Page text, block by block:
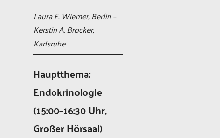
Laura E. Wiemer, Berlin –
Kerstin A. Brocker,
Karlsruhe
Hauptthema:
Endokrinologie
(15:00–16:30 Uhr,
Großer Hörsaal)